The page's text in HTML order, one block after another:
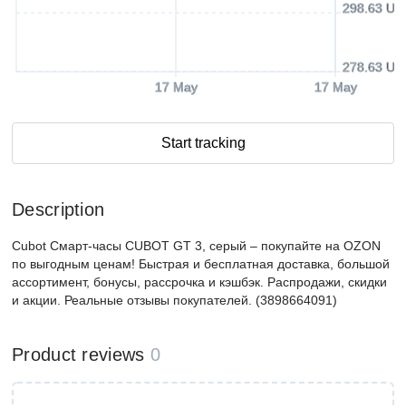
17 May 17 May
278.63
298.63
Start tracking
Description
Cubot Смарт-часы CUBOT GT 3, серый – покупайте на OZON
по выгодным ценам! Быстрая и бесплатная доставка, большой
ассортимент, бонусы, рассрочка и кэшбэк. Распродажи, скидки
и акции. Реальные отзывы покупателей. (3898664091)
Product reviews 0